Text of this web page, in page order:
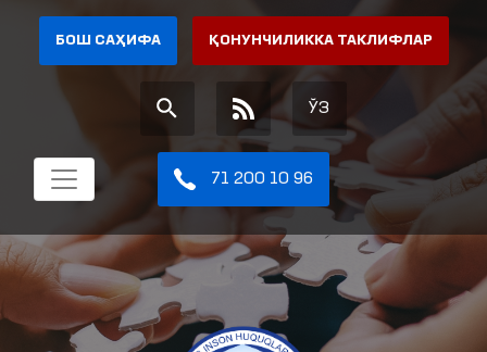
БОШ САҲИФА ҚОНУНЧИЛИККА ТАКЛИФЛАР
ЎЗ
71 200 10 96